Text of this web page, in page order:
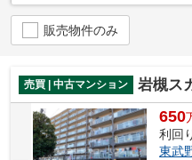
販売物件のみ
売買 | 中古マンション 岩槻ス
650
利回
東武